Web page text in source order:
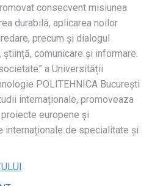
consecvent misiunea
durabilă, aplicarea noilor
precum și dialogul
comunicare și informare.
a Universității
POLITEHNICA București
internaționale, promoveaza
europene și
internaționale de specialitate și